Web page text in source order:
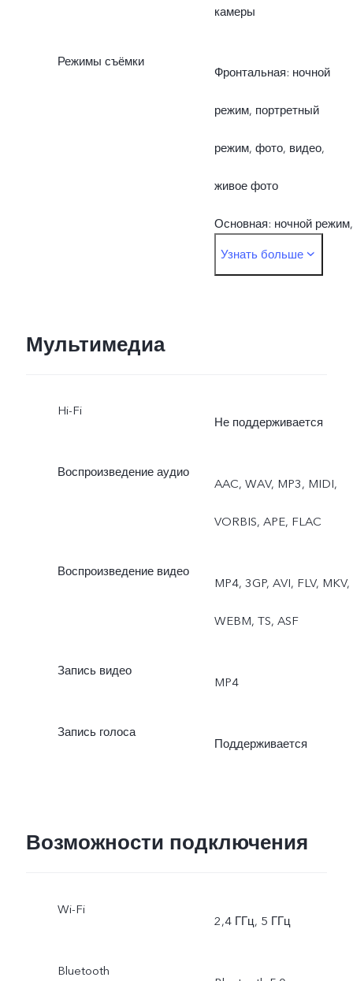
камеры
Режимы съёмки
Фронтальная: ночной
режим, портретный
режим, фото, видео,
живое фото
Основная: ночной режим,
портретный режим, фото,
режим, Dual View, живое
фото
Узнать больше
Мультимедиа
Hi-Fi
Не поддерживается
Воспроизведение аудио
AAC, WAV, MP3, MIDI,
VORBIS, APE, FLAC
Воспроизведение видео
MP4, 3GP, AVI, FLV, MKV,
WEBM, TS, ASF
Запись видео
MP4
Запись голоса
Поддерживается
Возможности подключения
Wi-Fi
2,4 ГГц, 5 ГГц
Bluetooth